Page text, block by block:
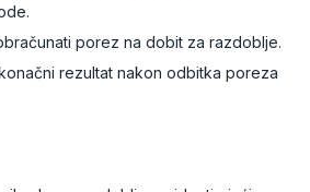
porez na dobit za razdoblje.
rezultat nakon odbitka poreza